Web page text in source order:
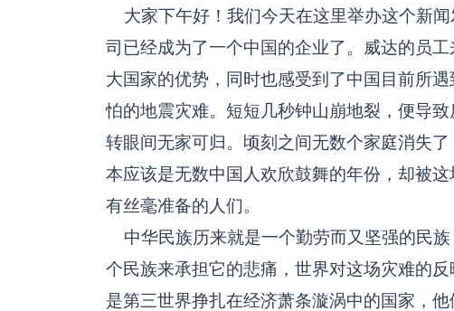
大家下午好！我们今天在这里举办这个新
司已经成为了一个中国的企业了。威达的员
大国家的优势，同时也感受到了中国目前所
怕的地震灾难。短短几秒钟山崩地裂，便导
转眼间无家可归。顷刻之间无数个家庭消失
本应该是无数中国人欢欣鼓舞的年份，却被
有丝毫准备的人们。
中华民族历来就是一个勤劳而又坚强的民
个民族来承担它的悲痛，世界对这场灾难的
是第三世界挣扎在经济萧条漩涡中的国家，